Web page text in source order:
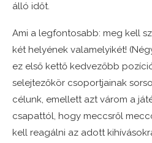
álló időt.
Ami a legfontosabb: meg kell
két helyének valamelyikét!
ez első kettő kedvezőbb
selejtezőkör csoportjainak
célunk, emellett azt várom a
csapattól, hogy meccsről
kell reagálni az adott